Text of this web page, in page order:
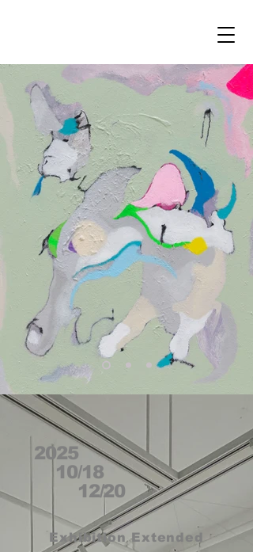
2025
10/18
12/20
Exhibition Extended